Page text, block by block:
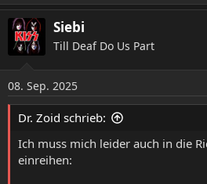
a
k
t
i
o
n
e
n
Siebi
Till Deaf Do Us Part
08. Sep. 2025
Dr. Zoid schrieb:
Ich muss mich leider auch in die
einreihen: